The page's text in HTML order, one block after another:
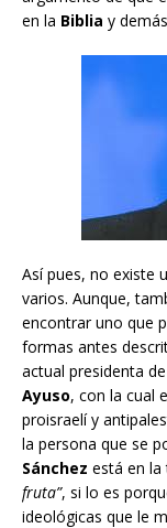
en la Biblia y
Así pues, no existe
varios. Aunque,
encontrar uno que
formas antes
actual presidenta
Ayuso, con la cual
proisraelí y
la persona que se
Sánchez está en la
fruta”, si lo es
ideológicas que le